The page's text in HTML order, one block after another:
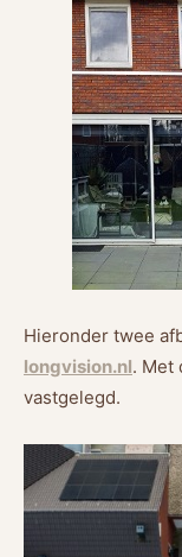
Hieronder twee
longvision.nl. Met
vastgelegd.